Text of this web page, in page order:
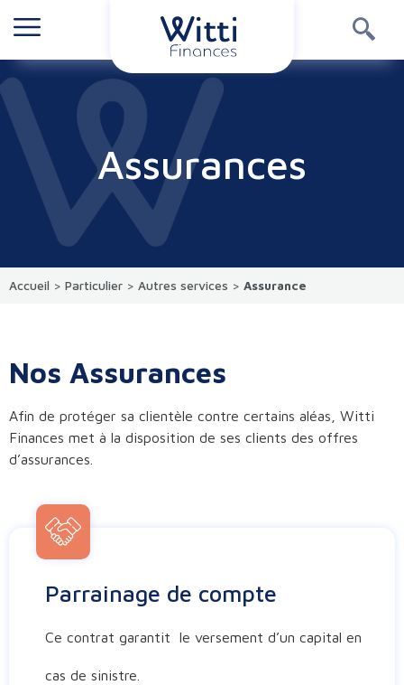
Assurances
Accueil > Particulier > Autres services > Assurance
Nos Assurances
Afin de protéger sa clientèle contre certains aléas, Witti
Finances met à la disposition de ses clients des offres
d’assurances.
Parrainage de compte
Ce contrat garantit le versement d’un capital en
cas de sinistre.